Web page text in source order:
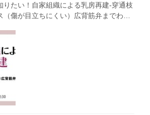
りたい！自家組織による乳房再建-穿通枝
（傷が目立ちにくい）広背筋弁までわか